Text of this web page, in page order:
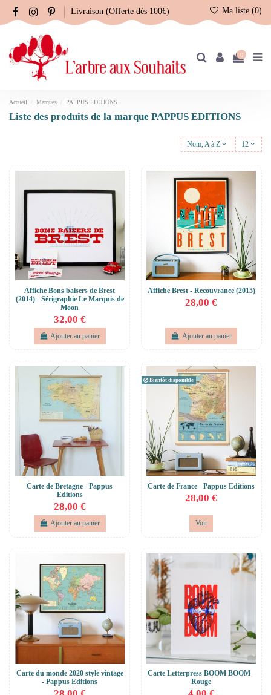
Livraison (Offerte dès 100€) Ma liste (0)
0
Accueil Marques PAPPUS EDITIONS
Liste des produits de la marque PAPPUS EDITIONS
Nom, A à Z 12
Affiche Bons baisers de Brest
(2014) - Sérigraphie Le Marquis de
Moon
32,00 €
Ajouter au panier
Affiche Brest - Recouvrance (2015)
28,00 €
Ajouter au panier
Carte de Bretagne - Pappus
Editions
28,00 €
Ajouter au panier
Bientôt disponible
Carte de France - Pappus Editions
28,00 €
Voir
Carte du monde 2020 style vintage
- Pappus Editions
Carte Letterpress BOOM BOOM -
Rouge